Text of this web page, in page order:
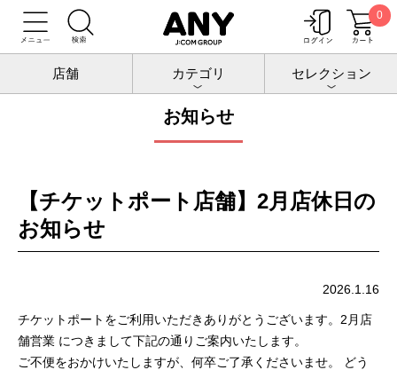
0
店舗 カテゴリ セレクション
トップ お知らせ
お知らせ
【チケットポート店舗】2月店休日の
お知らせ
2026.1.16
チケットポートをご利用いただきありがとうございます。2月店
舗営業 につきまして下記の通りご案内いたします。
ご不便をおかけいたしますが、何卒ご了承くださいませ。 どう